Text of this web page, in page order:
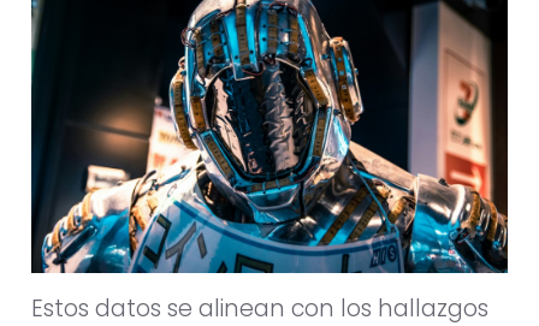
Estos datos se alinean con los hallazgos